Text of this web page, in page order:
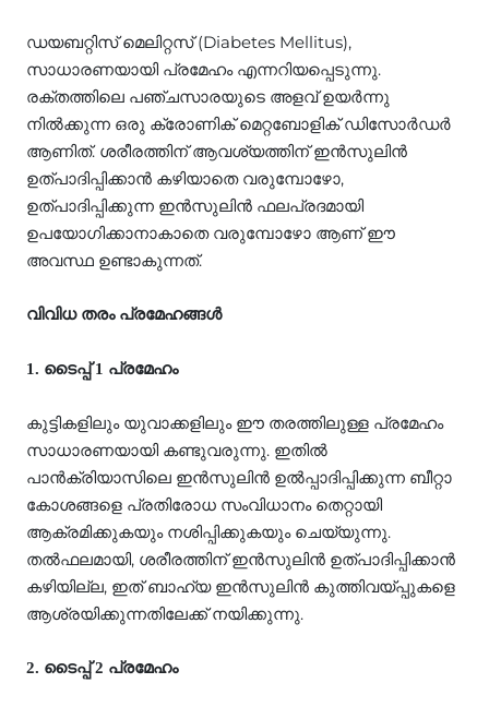
ഡയബറ്റിസ് മെലിറ്റസ് (Diabetes Mellitus),
സാധാരണയായി പ്രമേഹം എന്നറിയപ്പെടുന്നു.
രക്തത്തിലെ പഞ്ചസാരയുടെ അളവ് ഉയര്‍ന്നു
നില്‍ക്കുന്ന ഒരു ക്രോണിക് മെറ്റബോളിക് ഡിസോര്‍ഡര്‍
ആണിത്. ശരീരത്തിന് ആവശ്യത്തിന് ഇന്‍സുലിന്‍
ഉത്പാദിപ്പിക്കാന്‍ കഴിയാതെ വരുമ്പോഴോ,
ഉത്പാദിപ്പിക്കുന്ന ഇന്‍സുലിന്‍ ഫലപ്രദമായി
ഉപയോഗിക്കാനാകാതെ വരുമ്പോഴോ ആണ് ഈ
അവസ്ഥ ഉണ്ടാകുന്നത്.
വിവിധ തരം പ്രമേഹങ്ങള്‍
1. ടൈപ്പ് 1 പ്രമേഹം
കുട്ടികളിലും യുവാക്കളിലും ഈ തരത്തിലുള്ള പ്രമേഹം
സാധാരണയായി കണ്ടുവരുന്നു. ഇതില്‍
പാന്‍ക്രിയാസിലെ ഇന്‍സുലിന്‍ ഉല്‍പ്പാദിപ്പിക്കുന്ന ബീറ്റാ
കോശങ്ങളെ പ്രതിരോധ സംവിധാനം തെറ്റായി
ആക്രമിക്കുകയും നശിപ്പിക്കുകയും ചെയ്യുന്നു.
തല്‍ഫലമായി, ശരീരത്തിന് ഇന്‍സുലിന്‍ ഉത്പാദിപ്പിക്കാന്‍
കഴിയില്ല, ഇത് ബാഹ്യ ഇന്‍സുലിന്‍ കുത്തിവയ്പ്പുകളെ
ആശ്രയിക്കുന്നതിലേക്ക് നയിക്കുന്നു.
2. ടൈപ്പ് 2 പ്രമേഹം